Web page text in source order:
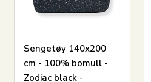
Har du spørsmål
Sengetøy 140x200
cm - 100% bomull -
Zodiac black -